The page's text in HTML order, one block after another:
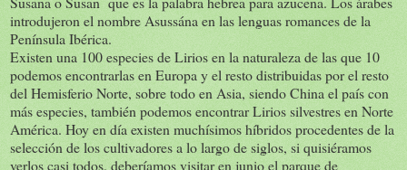
introdujeron el nombre Asussána en las lenguas romances de la
Península Ibérica.
Existen una 100 especies de Lirios en la naturaleza de las que 10
podemos encontrarlas en Europa y el resto distribuidas por el resto
del Hemisferio Norte, sobre todo en Asia, siendo China el país con
más especies, también podemos encontrar Lirios silvestres en Norte
América. Hoy en día existen muchísimos híbridos procedentes de la
selección de los cultivadores a lo largo de siglos, si quisiéramos
verlos casi todos, deberíamos visitar en junio el parque de